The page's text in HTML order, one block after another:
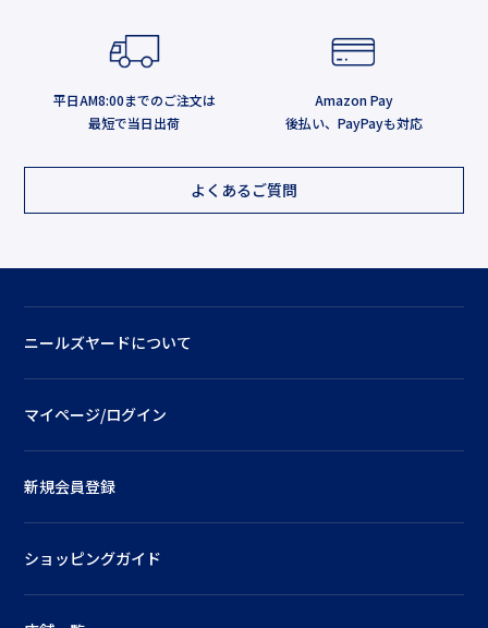
平日AM8:00までのご注文は
最短で当日出荷
Amazon Pay
後払い、PayPayも対応
よくあるご質問
ニールズヤードについて
マイページ/ログイン
新規会員登録
ショッピングガイド